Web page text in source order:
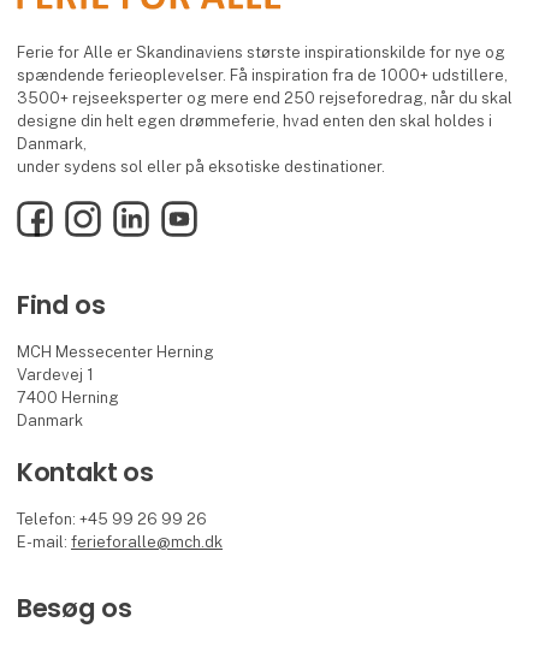
Ferie for Alle er Skandinaviens største inspirationskilde for nye og
spændende ferieoplevelser. Få inspiration fra de 1000+ udstillere,
3500+ rejseeksperter og mere end 250 rejseforedrag, når du skal
designe din helt egen drømmeferie, hvad enten den skal holdes i
Danmark,
under sydens sol eller på eksotiske destinationer.
FacebookInstagramLinkedInYouTube
Find os
MCH Messecenter Herning
Vardevej 1
7400 Herning
Danmark
Kontakt os
Telefon: +45 99 26 99 26
E-mail:ferieforalle@mch.dk
Besøg os